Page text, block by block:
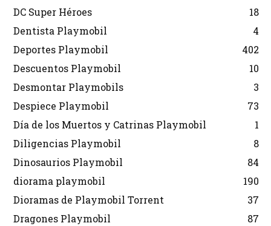
DC Super Héroes
18
Dentista Playmobil
4
Deportes Playmobil
402
Descuentos Playmobil
10
Desmontar Playmobils
3
Despiece Playmobil
73
Día de los Muertos y Catrinas Playmobil
1
Diligencias Playmobil
8
Dinosaurios Playmobil
84
diorama playmobil
190
Dioramas de Playmobil Torrent
37
Dragones Playmobil
87